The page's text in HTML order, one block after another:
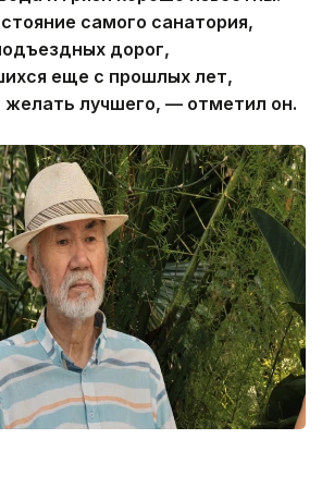
самого санатория,
дорог,
еще с прошлых лет,
желать лучшего, — отметил он.